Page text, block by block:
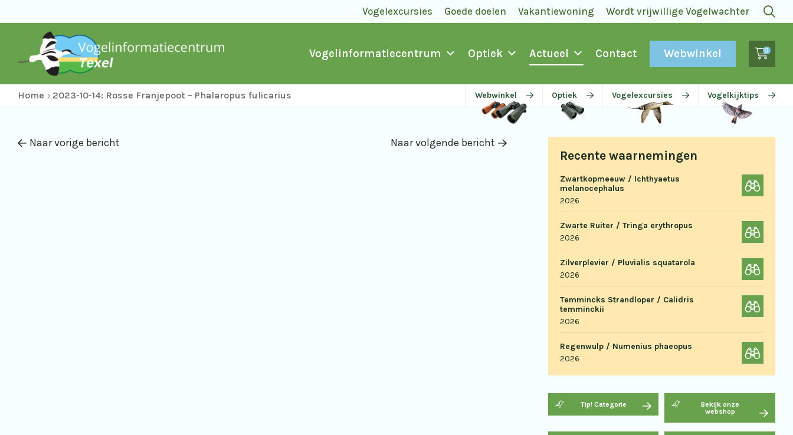
Vogelexcursies Goede doelen Vakantiewoning Wordt vrijwillige Vogelwachter
Vogelinformatiecentrum Optiek Actueel Contact Webwinkel 0
Home 2023-10-14: Rosse Franjepoot – Phalaropus fulicarius Webwinkel Optiek Vogelexcursies Vogelkijktips
Recente waarnemingen
Zwartkopmeeuw / Ichthyaetus
melanocephalus
2026
Zwarte Ruiter / Tringa erythropus
2026
Zilverplevier / Pluvialis squatarola
2026
Temmincks Strandloper / Calidris
temminckii
2026
Regenwulp / Numenius phaeopus
2026
Tip! Categorie
Bekijk onze
webshop
Naar vorige bericht Naar volgende bericht